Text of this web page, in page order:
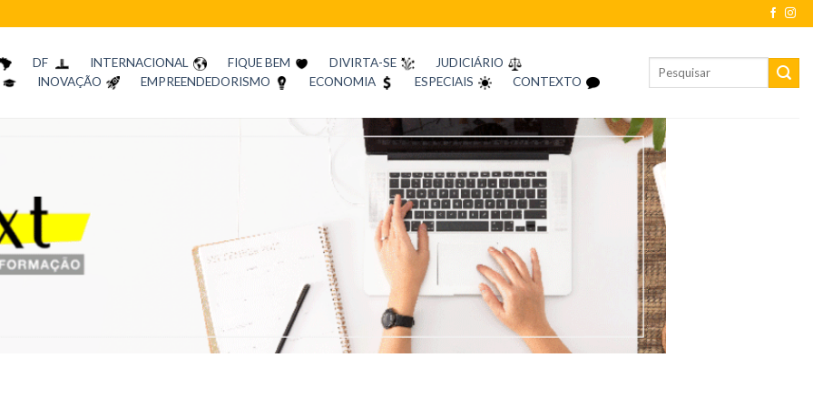
DF INTERNACIONAL FIQUE BEM DIVIRTA-SE
JUDICIÁRIO
INOVAÇÃO EMPREENDEDORISMO ECONOMIA ESPECIAIS CONTEXTO